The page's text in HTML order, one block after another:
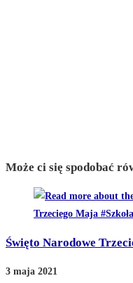
Może ci się spodobać
Święto Narodowe
3 maja 2021